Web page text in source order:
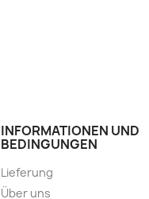
INFORMATIONEN UND
BEDINGUNGEN
Lieferung
Über uns